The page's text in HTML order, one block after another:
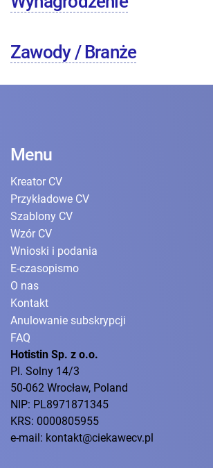
Zawody / Branże
Menu
Kreator CV
Przykładowe CV
Szablony CV
Wzór CV
Wnioski i podania
E-czasopismo
O nas
Kontakt
Anulowanie subskrypcji
FAQ
Hotistin Sp. z o.o.
Pl. Solny 14/3
50-062 Wrocław, Poland
NIP: PL8971871345
KRS: 0000805955
e-mail: kontakt@ciekawecv.pl